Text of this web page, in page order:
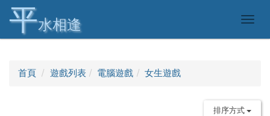
平水相逢
首頁 遊戲列表 電腦遊戲 女生遊戲
排序方式